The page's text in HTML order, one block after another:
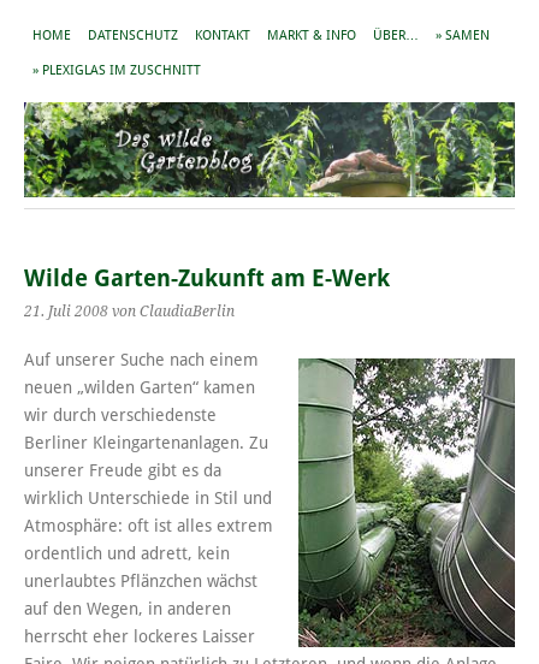
HOME DATENSCHUTZ KONTAKT MARKT & INFO ÜBER… » SAMEN
» PLEXIGLAS IM ZUSCHNITT
Wilde Garten-Zukunft am E-Werk
21. Juli 2008 von ClaudiaBerlin
Auf unserer Suche nach einem
neuen „wilden Garten“ kamen
wir durch verschiedenste
Berliner Kleingartenanlagen. Zu
unserer Freude gibt es da
wirklich Unterschiede in Stil und
Atmosphäre: oft ist alles extrem
ordentlich und adrett, kein
unerlaubtes Pflänzchen wächst
auf den Wegen, in anderen
herrscht eher lockeres Laisser